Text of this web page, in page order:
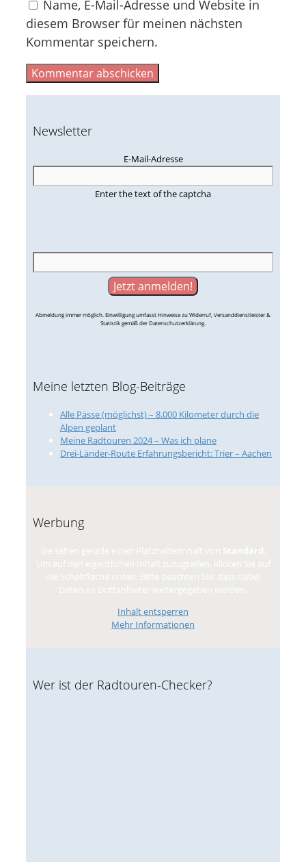
Name, E-Mail-Adresse und Website in
diesem Browser für meinen nächsten
Kommentar speichern.
Newsletter
E-Mail-Adresse
Enter the text of the captcha
Abmeldung immer möglich. Einwilligung umfasst Hinweise zu Widerruf, Versanddienstleister &
Statistik gemäß der Datenschutzerklärung.
Meine letzten Blog-Beiträge
Alle Pässe (möglichst) – 8.000 Kilometer durch die
Alpen geplant
Meine Radtouren 2024 – Was ich plane
Drei-Länder-Route Erfahrungsbericht: Trier – Aachen
Werbung
Inhalt entsperren
Mehr Informationen
Wer ist der Radtouren-Checker?